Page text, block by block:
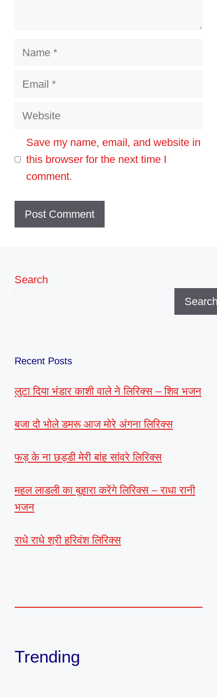
Name
Email
Website
Save my name, email, and website in
this browser for the next time I
comment.
Search
Recent Posts
लुटा दिया भंडार काशी वाले ने लिरिक्स – शिव भजन
बजा दो भोले डमरू आज मोरे अंगना लिरिक्स
फड़ के ना छड्डी मेरी बांह सांवरे लिरिक्स
महल लाडली का बुहारा करेंगे लिरिक्स – राधा रानी
भजन
राधे राधे श्री हरिवंश लिरिक्स
Trending